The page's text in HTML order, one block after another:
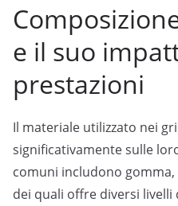
e il suo
prestazioni
Il materiale utilizzato nei
significativamente sulle
comuni includono
dei quali offre diversi livelli